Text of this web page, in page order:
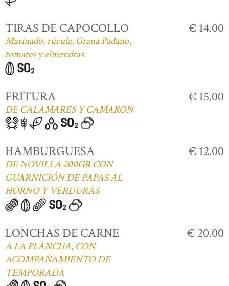
TIRAS DE CAPOCOLLO
Marinado, rúcula, Grana Padano,
tomates y almendras.
€ 14.00
FRITURA
DE CALAMARES Y CAMARON
€ 15.00
HAMBURGUESA
DE NOVILLA 200GR CON
GUARNICIÓN DE PAPAS AL
HORNO Y VERDURAS
€ 12.00
LONCHAS DE CARNE
A LA PLANCHA, CON
ACOMPAÑAMIENTO DE
TEMPORADA
€ 20.00